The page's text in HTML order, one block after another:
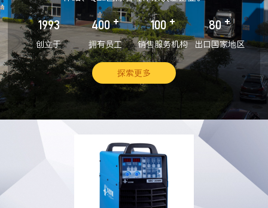
1993
创立于
400 +
拥有员工
100 +
销售服务机构
80 +
出口国家地区
探索更多